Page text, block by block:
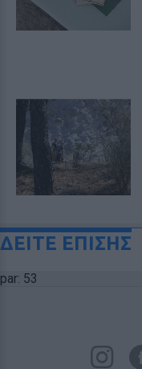
ΔΕΙΤΕ ΕΠΙΣΗΣ
par: 53